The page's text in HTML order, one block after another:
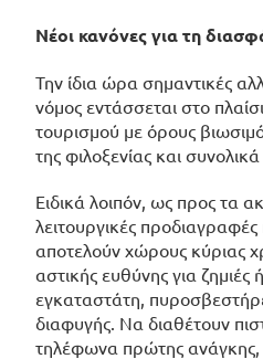
Νέοι κανόνες για τη
Την ίδια ώρα σημαντικές
νόμος εντάσσεται στο
τουρισμού με όρους
της φιλοξενίας και
Ειδικά λοιπόν, ως προς τα
λειτουργικές
αποτελούν χώρους κύριας
αστικής ευθύνης για
εγκαταστάτη,
διαφυγής. Να διαθέτουν
τηλέφωνα πρώτης ανάγκης,